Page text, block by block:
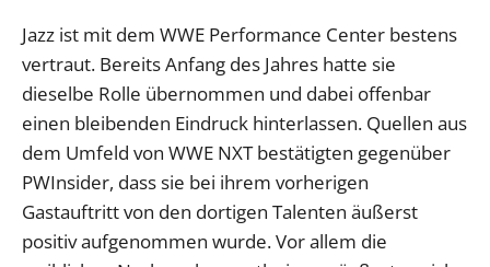
Jazz ist mit dem WWE Performance Center bestens
vertraut. Bereits Anfang des Jahres hatte sie
dieselbe Rolle übernommen und dabei offenbar
einen bleibenden Eindruck hinterlassen. Quellen aus
dem Umfeld von WWE NXT bestätigten gegenüber
PWInsider, dass sie bei ihrem vorherigen
Gastauftritt von den dortigen Talenten äußerst
positiv aufgenommen wurde. Vor allem die